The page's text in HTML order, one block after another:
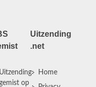
Uitzending
op
Uitzending
.net
Home